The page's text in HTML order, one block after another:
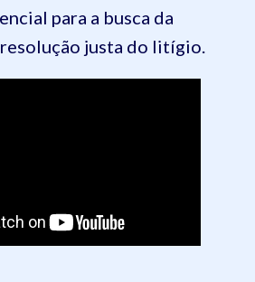
para a busca da
justa do litígio.